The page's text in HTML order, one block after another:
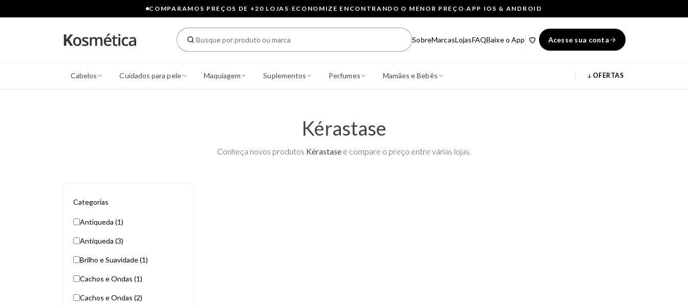
COMPARAMOS PREÇOS DE +20 LOJAS· ECONOMIZE ENCONTRANDO O MENOR PREÇO·APP IOS & ANDROID
SobreMarcasLojasFAQBaixe o App Acesse sua conta
Cabelos Cuidados para pele Maquiagem Suplementos Perfumes Mamães e Bebês OFERTAS
Kérastase
Conheça novos produtos Kérastase e compare o preço entre várias lojas.
Categorias
Antiqueda (1)
Antiqueda (3)
Brilho e Suavidade (1)
Cachos e Ondas (1)
Cachos e Ondas (2)